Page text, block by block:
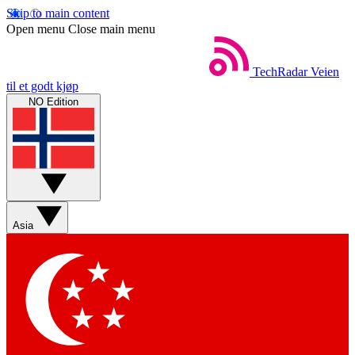
Skip to main content
Open menu Close main menu
TechRadar Veien
til et godt kjøp
NO Edition
Asia